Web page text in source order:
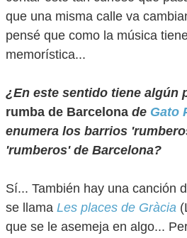
que una misma calle va
pensé que como la música
memorística...
¿En este sentido tiene algún
rumba de Barcelona de Gato
enumera los barrios
'rumberos' de Barcelona?
Sí... También hay una canción
se llama Les places de Gràcia
que se le asemeja en algo...